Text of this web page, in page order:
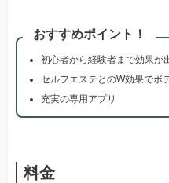
おすすめポイント！
初心者から経験者まで効果が
セルフエステとのW効果でボ
充実の専用アプリ
料金